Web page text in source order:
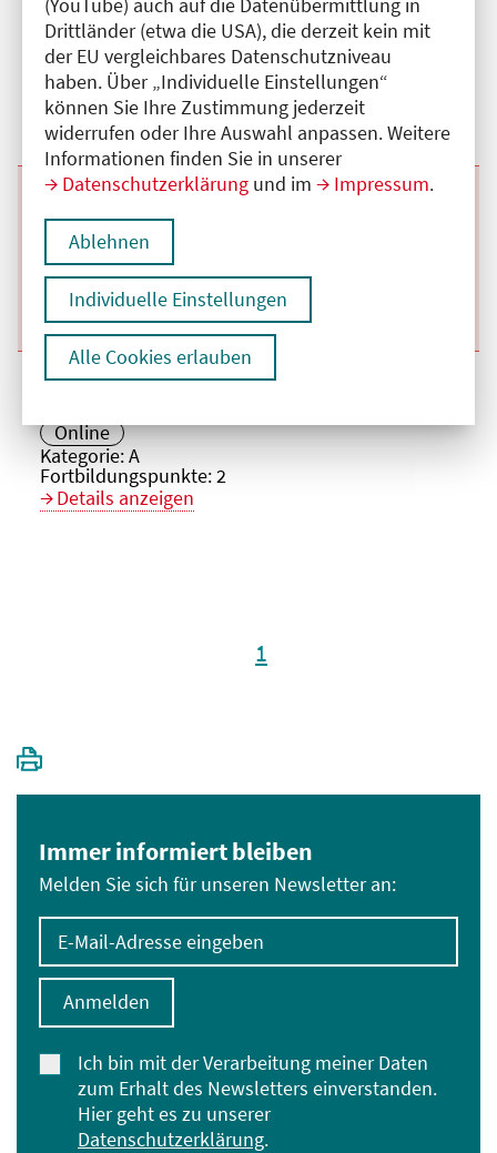
Drittländer (etwa die USA), die derzeit kein mit
der EU vergleichbares Datenschutzniveau
haben. Über „Individuelle Einstellungen“
können Sie Ihre Zustimmung jederzeit
widerrufen oder Ihre Auswahl anpassen. Weitere
Informationen finden Sie in unserer
Datenschutzerklärung und im Impressum.
Ablehnen
Individuelle Einstellungen
Alle Cookies erlauben
Beginn:
13.10.2026 Ende und Anfangszeit:
-13.10.2026,18:30 Uhr
Veranstaltungstitel:
Grundlagenkurs: Einstieg in die Forschung
Veranstaltungsort:
Online
Kategorie:A
Fortbildungspunkte:2
Details anzeigen
Ende und Anfangszeit:
,18:30 Uhr
Veranstaltungstitel:
Grundlagenkurs: Einstieg in die Forschung
Veranstaltungsort:
Online
Kategorie:A
Fortbildungspunkte:2
Details anzeigen
Beginn:
08.12.2026Ende und Anfangszeit:
-08.12.2026,18:30 Uhr
Veranstaltungsort:
Online
Kategorie:A
Fortbildungspunkte:2
Details anzeigen
1
Immer informiert bleiben
Melden Sie sich für unseren Newsletter an:
E-Mail-Adresse eingeben
Ich bin mit der Verarbeitung meiner Daten
zum Erhalt des Newsletters einverstanden.
Hier geht es zu unserer
Datenschutzerklärung.
Anmelden